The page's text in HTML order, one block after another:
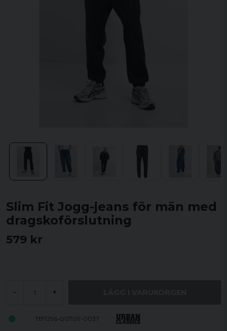
Slim Fit Jogg-jeans för män med
dragskoförslutning
579 kr
- +
TB7296-00709-0037